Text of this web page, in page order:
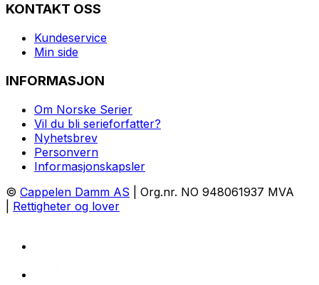
KONTAKT OSS
Kundeservice
Min side
INFORMASJON
Om Norske Serier
Vil du bli serieforfatter?
Nyhetsbrev
Personvern
Informasjonskapsler
© Cappelen Damm AS | Org.nr. NO 948061937 MVA
Rettigheter og lover